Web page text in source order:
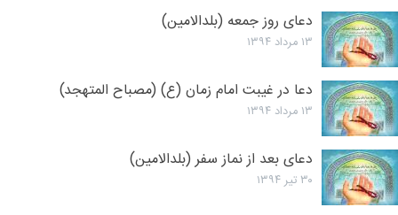
دعای روز جمعه (بلدالامین)
۱۳ مرداد ۱۳۹۴
دعا در غیبت امام زمان (ع) (مصباح المتهجد)
۱۳ مرداد ۱۳۹۴
دعای بعد از نماز سفر (بلدالامین)
۳۰ تیر ۱۳۹۴